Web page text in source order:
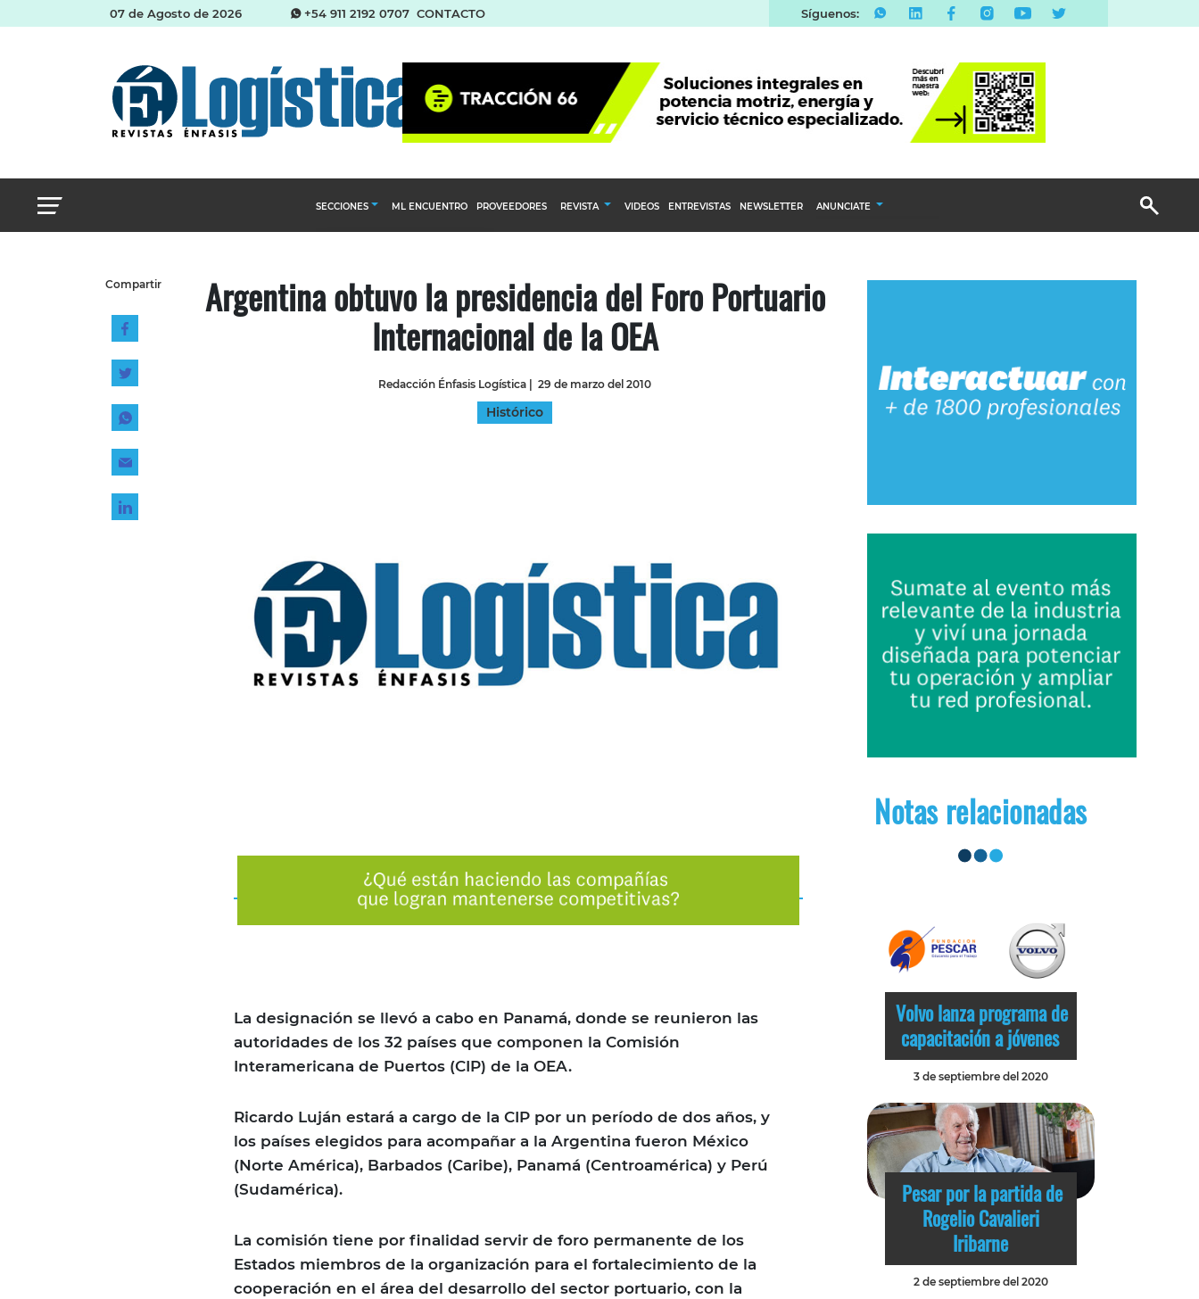
07 de Agosto de 2026 +54 911 2192 0707 CONTACTO Síguenos:
SECCIONES
Almacenes e inventarios
Cadena de Suministro del Agro
Logística y distribución
Management
ML ENCUENTRO PROVEEDORES REVISTA VIDEOS ENTREVISTAS NEWSLETTER ANUNCIATE
Email Marketing
Compartir Argentina obtuvo la presidencia del Foro Portuario
Internacional de la OEA
Redacción Énfasis Logística 29 de marzo del 2010
Histórico
La designación se llevó a cabo en Panamá, donde se reunieron las
autoridades de los 32 países que componen la Comisión
Interamericana de Puertos (CIP) de la OEA.
Ricardo Luján estará a cargo de la CIP por un período de dos años, y
los países elegidos para acompañar a la Argentina fueron México
(Norte América), Barbados (Caribe), Panamá (Centroamérica) y Perú
(Sudamérica).
La comisión tiene por finalidad servir de foro permanente de los
Estados miembros de la organización para el fortalecimiento de la
cooperación en el área del desarrollo del sector portuario, con la
Notas relacionadas
Volvo lanza programa de
capacitación a jóvenes
3 de septiembre del 2020
Pesar por la partida de
Rogelio Cavalieri
Iribarne
2 de septiembre del 2020